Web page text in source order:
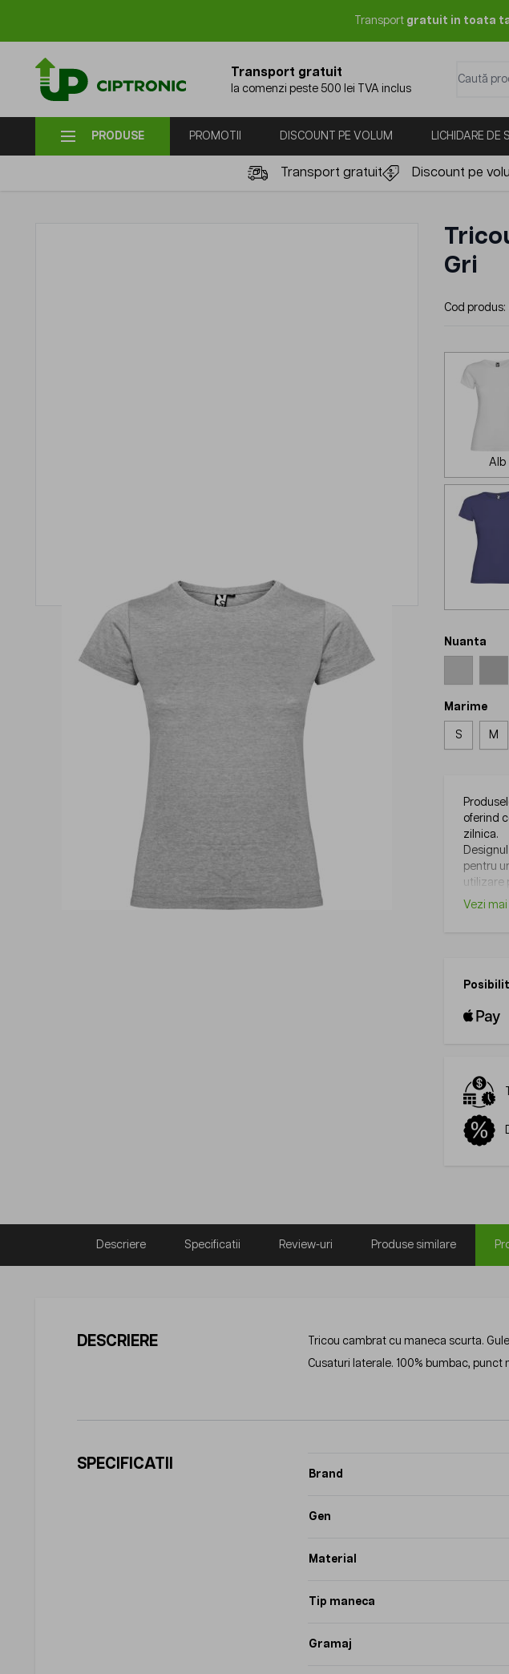
Transport gratuit in toata
Transport gratuit
la comenzi peste 500 lei TVA inclus
PRODUSE PROMOTII DISCOUNT PE VOLUM LICHIDARE DE
Transport gratuit Discount pe
Gri
Cod produs:
Alb
Nuanta
Marime
S M
oferind
zilnica.
pentru
utilizare
Vezi
Descriere Specificatii Review-uri Produse similare
DESCRIERE
Tricou cambrat cu maneca scurta.
Cusaturi laterale. 100% bumbac, punct
SPECIFICATII
Brand
Gen
Material
Tip maneca
Gramaj